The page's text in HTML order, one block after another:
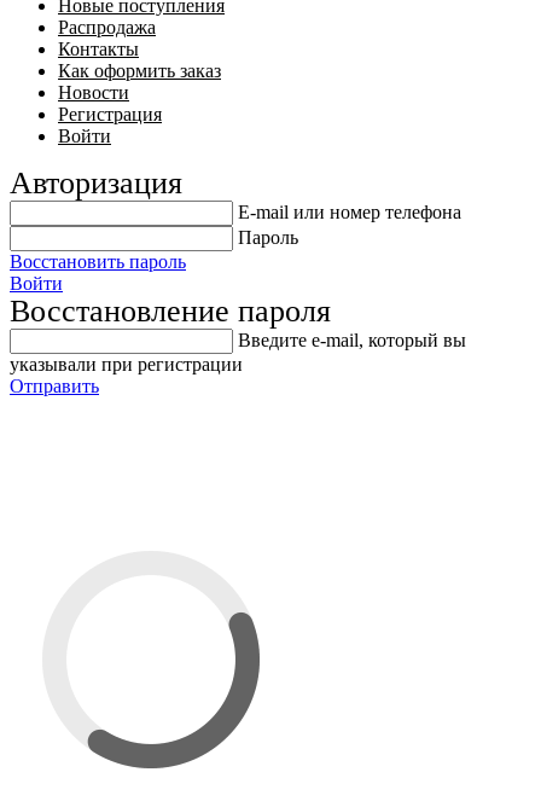
Новые поступления
Распродажа
Контакты
Как оформить заказ
Новости
Регистрация
Войти
Авторизация
E-mail или номер телефона
Пароль
Восстановить пароль
Войти
Восстановление пароля
Введите е-mail, который вы
указывали при регистрации
Отправить